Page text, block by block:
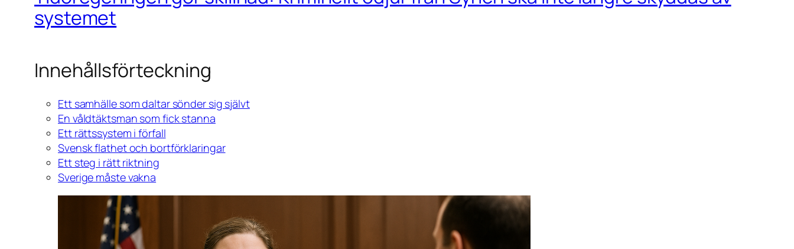
systemet
Innehållsförteckning
Ett samhälle som daltar sönder sig självt
En våldtäktsman som fick stanna
Ett rättssystem i förfall
Svensk flathet och bortförklaringar
Ett steg i rätt riktning
Sverige måste vakna